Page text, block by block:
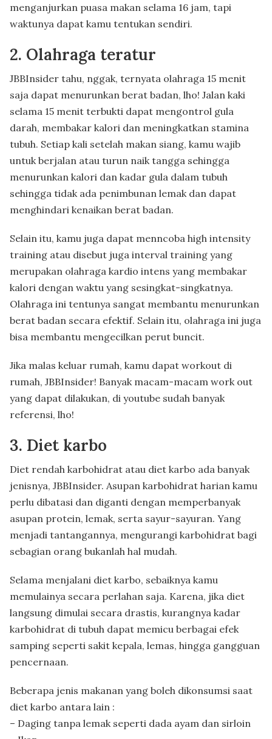
menganjurkan puasa makan selama 16 jam, tapi
waktunya dapat kamu tentukan sendiri.
2. Olahraga teratur
JBBInsider tahu, nggak, ternyata olahraga 15 menit
saja dapat menurunkan berat badan, lho! Jalan kaki
selama 15 menit terbukti dapat mengontrol gula
darah, membakar kalori dan meningkatkan stamina
tubuh. Setiap kali setelah makan siang, kamu wajib
untuk berjalan atau turun naik tangga sehingga
menurunkan kalori dan kadar gula dalam tubuh
sehingga tidak ada penimbunan lemak dan dapat
menghindari kenaikan berat badan.
Selain itu, kamu juga dapat menncoba high intensity
training atau disebut juga interval training yang
merupakan olahraga kardio intens yang membakar
kalori dengan waktu yang sesingkat-singkatnya.
Olahraga ini tentunya sangat membantu menurunkan
berat badan secara efektif. Selain itu, olahraga ini juga
bisa membantu mengecilkan perut buncit.
Jika malas keluar rumah, kamu dapat workout di
rumah, JBBInsider! Banyak macam-macam work out
yang dapat dilakukan, di youtube sudah banyak
referensi, lho!
3. Diet karbo
Diet rendah karbohidrat atau diet karbo ada banyak
jenisnya, JBBInsider. Asupan karbohidrat harian kamu
perlu dibatasi dan diganti dengan memperbanyak
asupan protein, lemak, serta sayur-sayuran. Yang
menjadi tantangannya, mengurangi karbohidrat bagi
sebagian orang bukanlah hal mudah.
Selama menjalani diet karbo, sebaiknya kamu
memulainya secara perlahan saja. Karena, jika diet
langsung dimulai secara drastis, kurangnya kadar
karbohidrat di tubuh dapat memicu berbagai efek
samping seperti sakit kepala, lemas, hingga gangguan
pencernaan.
Beberapa jenis makanan yang boleh dikonsumsi saat
diet karbo antara lain :
– Daging tanpa lemak seperti dada ayam dan sirloin